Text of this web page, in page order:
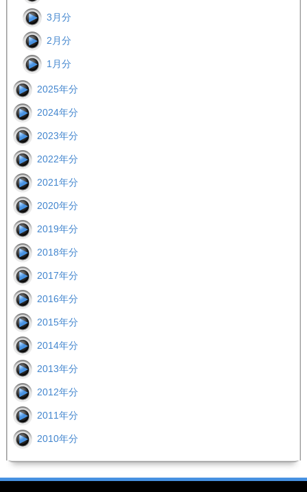
3月分
2月分
1月分
2025年分
2024年分
2023年分
2022年分
2021年分
2020年分
2019年分
2018年分
2017年分
2016年分
2015年分
2014年分
2013年分
2012年分
2011年分
2010年分